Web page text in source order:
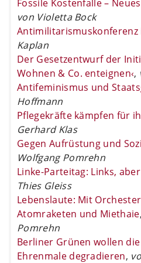
Fossile Kostenfalle –
von Violetta Bock
Antimilitarismuskonferenz
Kaplan
Der Gesetzentwurf der
Wohnen & Co. enteignen‹,
Antifeminismus und
Hoffmann
Pflegekräfte kämpfen für
Gerhard Klas
Gegen Aufrüstung und
Wolfgang Pomrehn
Linke-Parteitag: Links,
Thies Gleiss
Lebenslaute: Mit
Atomraketen und Miethaie,
Pomrehn
Berliner Grünen wollen
Ehrenmale degradieren,